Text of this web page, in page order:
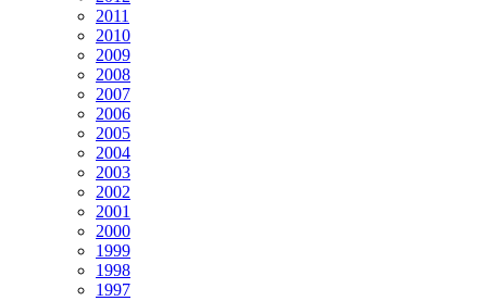
2011
2010
2009
2008
2007
2006
2005
2004
2003
2002
2001
2000
1999
1998
1997